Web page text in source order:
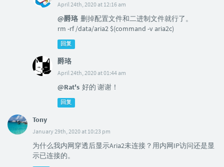
April 24th, 2020 at 12:16 am
@爵珞 删掉配置文件和二进制文件就行了。
rm -rf /data/aria2 $(command -v aria2c)
回复
爵珞
April 24th, 2020 at 01:44 am
@Rat's 好的 谢谢！
回复
Tony
January 29th, 2020 at 10:23 pm
为什么我内网穿透后显示Aria2未连接？用内网IP访问还是显
示已连接的。